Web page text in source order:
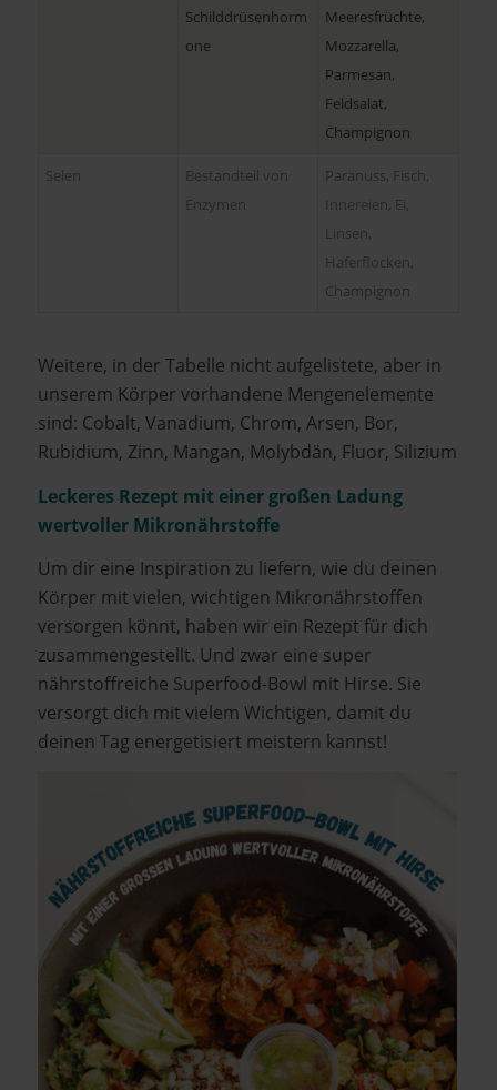
Schilddrüsenhorm
one
Meeresfrüchte,
Mozzarella,
Parmesan,
Feldsalat,
Champignon
Selen
Bestandteil von
Enzymen
Paranuss, Fisch,
Innereien, Ei,
Linsen,
Haferflocken,
Champignon
Weitere, in der Tabelle nicht aufgelistete, aber in
unserem Körper vorhandene Mengenelemente
sind: Cobalt, Vanadium, Chrom, Arsen, Bor,
Rubidium, Zinn, Mangan, Molybdän, Fluor, Silizium
Leckeres Rezept mit einer großen Ladung
wertvoller Mikronährstoffe
Um dir eine Inspiration zu liefern, wie du deinen
Körper mit vielen, wichtigen Mikronährstoffen
versorgen könnt, haben wir ein Rezept für dich
zusammengestellt. Und zwar eine super
nährstoffreiche Superfood-Bowl mit Hirse. Sie
versorgt dich mit vielem Wichtigen, damit du
deinen Tag energetisiert meistern kannst!